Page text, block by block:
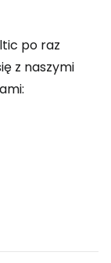
po raz
z naszymi